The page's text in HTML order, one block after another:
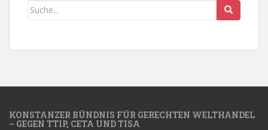
KONSTANZER BÜNDNIS FÜR GERECHTEN WELTHANDEL
– GEGEN TTIP, CETA UND TISA